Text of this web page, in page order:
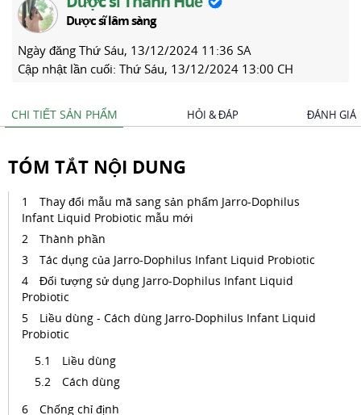
Dược sĩ lâm sàng
Ngày đăng Thứ Sáu, 13/12/2024 11:36 SA
Cập nhật lần cuối: Thứ Sáu, 13/12/2024 13:00 CH
CHI TIẾT SẢN PHẨM HỎI & ĐÁP ĐÁNH GIÁ
TÓM TẮT NỘI DUNG
Thay đổi mẫu mã sang sản phẩm Jarro-Dophilus
Infant Liquid Probiotic mẫu mới
Thành phần
Tác dụng của Jarro-Dophilus Infant Liquid Probiotic
Đối tượng sử dụng Jarro-Dophilus Infant Liquid
Probiotic
Liều dùng - Cách dùng Jarro-Dophilus Infant Liquid
Probiotic
Liều dùng
Cách dùng
Chống chỉ định